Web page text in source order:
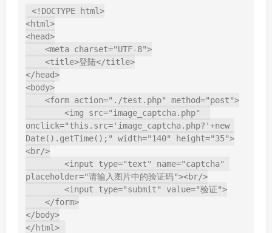
<!DOCTYPE html>
<html>
<head>
</head>
<body>
onclick="this.src='image_captcha.php?'+new
Date().getTime();" width="140" height="35">
<br/>
placeholder="请输入图片中的验证码"><br/>
</body>
</html>